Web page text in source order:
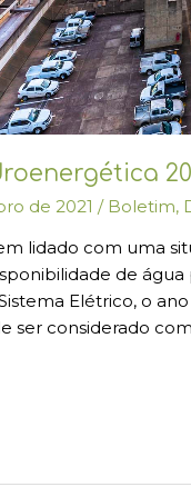
de 2021/ Boletim,
lidado com uma
de
Elétrico, o
ser considerado